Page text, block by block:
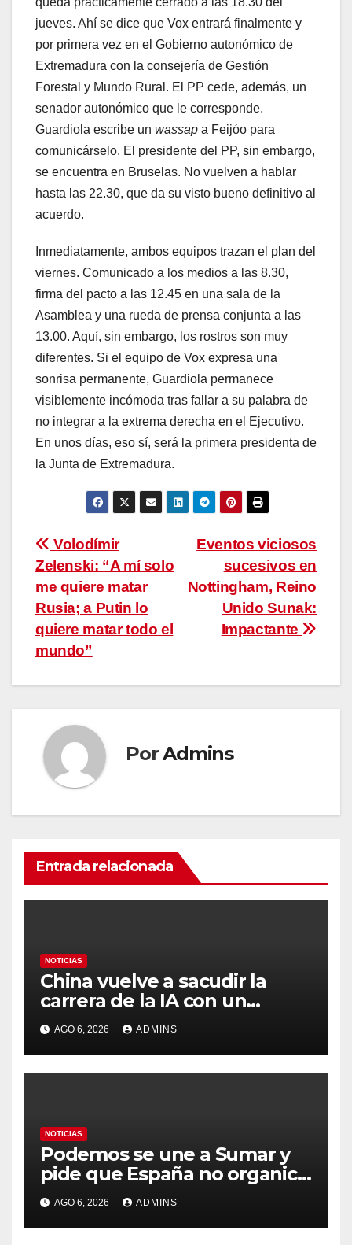
jueves. Ahí se dice que Vox entrará finalmente y
por primera vez en el Gobierno autonómico de
Extremadura con la consejería de Gestión
Forestal y Mundo Rural. El PP cede, además, un
senador autonómico que le corresponde.
Guardiola escribe un wassap a Feijóo para
comunicárselo. El presidente del PP, sin embargo,
se encuentra en Bruselas. No vuelven a hablar
hasta las 22.30, que da su visto bueno definitivo al
acuerdo.
Inmediatamente, ambos equipos trazan el plan del
viernes. Comunicado a los medios a las 8.30,
firma del pacto a las 12.45 en una sala de la
Asamblea y una rueda de prensa conjunta a las
13.00. Aquí, sin embargo, los rostros son muy
diferentes. Si el equipo de Vox expresa una
sonrisa permanente, Guardiola permanece
visiblemente incómoda tras fallar a su palabra de
no integrar a la extrema derecha en el Ejecutivo.
En unos días, eso sí, será la primera presidenta de
la Junta de Extremadura.
Navegación
de
entradas
Eventos viciosos
sucesivos en
Nottingham, Reino
Unido Sunak:
Impactante
Volodímir
Zelenski: “A mí solo
me quiere matar
Rusia; a Putin lo
quiere matar todo el
mundo”
PorAdmins
Entrada relacionada
NOTICIAS
China vuelve a sacudir la
carrera de la IA con un
modelo capaz de trabajar
durante días sin intervención
humana
AGO 6, 2026 ADMINS
NOTICIAS
Podemos se une a Sumar y
pide que España no organice
el Mundial 2030 con
Marruecos por «atentar
contra la soberanía nacional»
AGO 6, 2026 ADMINS